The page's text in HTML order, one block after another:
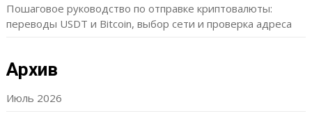
Пошаговое руководство по отправке криптовалюты:
переводы USDT и Bitcoin, выбор сети и проверка адреса
Архив
Июль 2026